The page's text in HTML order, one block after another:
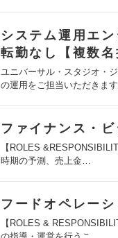
システム運用エ
転勤なし【複数名
ユニバーサル・スタジオ・
の運用をご担当いただきま
ファイナンス・
【ROLES
時期の予測、売上金…
フードオペレーシ
【ROLES &